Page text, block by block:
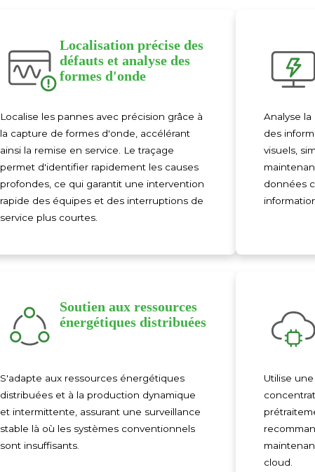
Localisation précise des
défauts et analyse des
formes d'onde
Localise les pannes avec précision grâce à
la capture de formes d'onde, accélérant
ainsi la remise en service. Le traçage
permet d'identifier rapidement les causes
profondes, ce qui garantit une intervention
rapide des équipes et des interruptions de
service plus courtes.
Analyse
des
visuels,
données
Soutien aux ressources
énergétiques distribuées
S'adapte aux ressources énergétiques
distribuées et à la production dynamique
et intermittente, assurant une surveillance
stable là où les systèmes conventionnels
sont insuffisants.
Utilise
cloud.